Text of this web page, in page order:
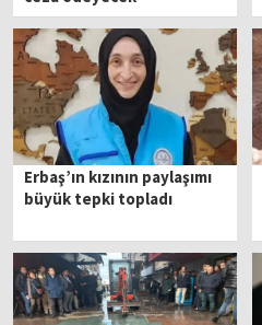
Erbaş’ın kızının paylaşımı
büyük tepki topladı